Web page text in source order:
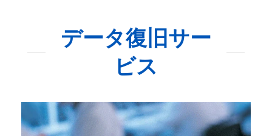
データ復旧サー
ビス